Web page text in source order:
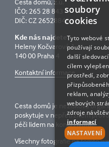
IČO: 265 28 843
DIČ: CZ 26528843
Kde nás najdete
Heleny Kočvarové 1
140 00 Praha 4
Kontaktní informace
Cesta domů je nezisková
poskytuje v nepřetržitém
péči lidem na konci života.
Všechny fotografie na tomto
soubory
cookies
Tyto webové
používají
další
cílem
prostředí,
reklam,
webových
zdroje
informací
NASTAVENÍ